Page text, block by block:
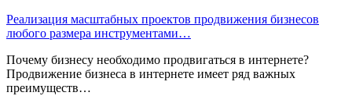
Реализация масштабных проектов продвижения бизнесов
любого размера инструментами…
Почему бизнесу необходимо продвигаться в интернете?
Продвижение бизнеса в интернете имеет ряд важных
преимуществ…